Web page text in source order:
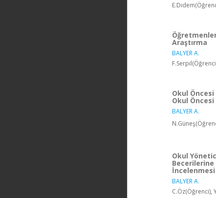
Araştırma
BALYER A.
Okul
Okul
BALYER A.
Okul
Becerilerine
İncelenmesi
BALYER A.
C.Öz(Öğrenci),